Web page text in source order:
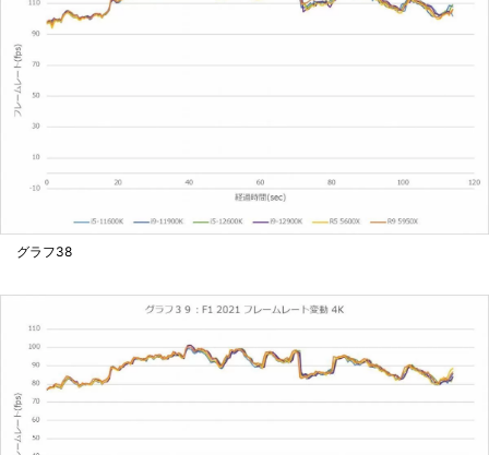
グラフ38